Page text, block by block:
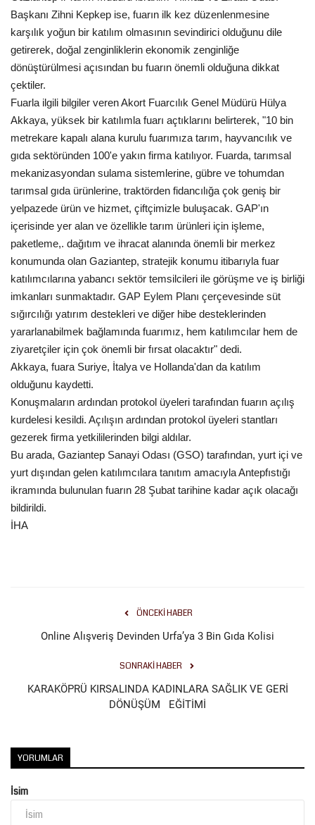
Başkanı Zihni Kepkep ise, fuarın ilk kez düzenlenmesine
karşılık yoğun bir katılım olmasının sevindirici olduğunu dile
getirerek, doğal zenginliklerin ekonomik zenginliğe
dönüştürülmesi açısından bu fuarın önemli olduğuna dikkat
çektiler.
Fuarla ilgili bilgiler veren Akort Fuarcılık Genel Müdürü Hülya
Akkaya, yüksek bir katılımla fuarı açtıklarını belirterek, "10 bin
metrekare kapalı alana kurulu fuarımıza tarım, hayvancılık ve
gıda sektöründen 100'e yakın firma katılıyor. Fuarda, tarımsal
mekanizasyondan sulama sistemlerine, gübre ve tohumdan
tarımsal gıda ürünlerine, traktörden fidancılığa çok geniş bir
yelpazede ürün ve hizmet, çiftçimizle buluşacak. GAP'ın
içerisinde yer alan ve özellikle tarım ürünleri için işleme,
paketleme,. dağıtım ve ihracat alanında önemli bir merkez
konumunda olan Gaziantep, stratejik konumu itibarıyla fuar
katılımcılarına yabancı sektör temsilcileri ile görüşme ve iş birliği
imkanları sunmaktadır. GAP Eylem Planı çerçevesinde süt
sığırcılığı yatırım destekleri ve diğer hibe desteklerinden
yararlanabilmek bağlamında fuarımız, hem katılımcılar hem de
ziyaretçiler için çok önemli bir fırsat olacaktır" dedi.
Akkaya, fuara Suriye, İtalya ve Hollanda'dan da katılım
olduğunu kaydetti.
Konuşmaların ardından protokol üyeleri tarafından fuarın açılış
kurdelesi kesildi. Açılışın ardından protokol üyeleri stantları
gezerek firma yetkililerinden bilgi aldılar.
Bu arada, Gaziantep Sanayi Odası (GSO) tarafından, yurt içi ve
yurt dışından gelen katılımcılara tanıtım amacıyla Antepfıstığı
ikramında bulunulan fuarın 28 Şubat tarihine kadar açık olacağı
bildirildi.
İHA
ÖNCEKI HABER
Online Alışveriş Devinden Urfa’ya 3 Bin Gıda Kolisi
SONRAKI HABER
KARAKÖPRÜ KIRSALINDA KADINLARA SAĞLIK VE GERİ
DÖNÜŞÜM EĞİTİMİ
YORUMLAR
İsim